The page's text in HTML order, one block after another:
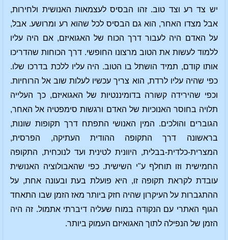
יש צד רע וצד טוב. זהו הבסיס לעצמאות האנושית ולחירות,
אבל מצדו האחר, הוא גם הבסיס לכל שהוא רע ומרושע. אבל,
על האדם היה לעבור דרך הכוח של האגואיזם, אם היה עליו
ללמוד לעשות את הטוב מרצונו החופשי. דרך הכוחות שהדריכו
אותו קודם, תמיד הושתל בו הטוב. היה עליו ללכת בדרכו שלו.
כפי שהיה עליו לרדת, הוא צריך עכשיו לעלות שוב אל הרוחיות.
וכפי שהירידה קשורה בדומיננטיות של האגואיזם, כך העלייה
תלויה בחוסר האנוכיות של האדם ורגשות סימפטיה אל האחר,
הגוברים והולכים. המין האנושי התפתח דרך תקופות שונות,
בראשונה דרך התקופה ההודית העתיקה, הפרסית,
המצרית-כלדית-בבלית, היוונית לטינית ועד לנוכחית, התקופה
החמישית וזו תוחלף ע"י השישית. כפי שהאבולוציה האנושית
עובדת לקראת תקופה זו, היא פועלת בעת ובעונה אחת, על
ההתגברות על העיקרון שהיה חזק ביותר מאז הזמן שבו התאחד
הגוף האתרי עם הנקודה במוח שעליה דיברתי אתמול. זה היה
הזמן של הנפילה לתוך האגואיזם העמוק ביותר.